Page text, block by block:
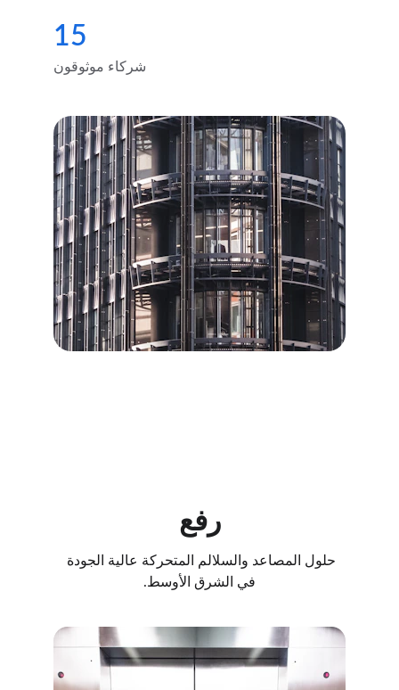
15
شركاء موثوقون
رفع
حلول المصاعد والسلالم المتحركة عالية الجودة
في الشرق الأوسط.